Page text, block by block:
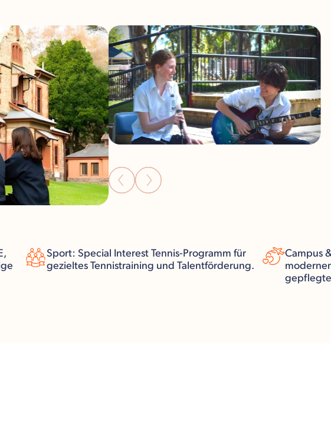
Sport: Special Interest Tennis-Programm für
gezieltes Tennistraining und Talentförderung.
Campus